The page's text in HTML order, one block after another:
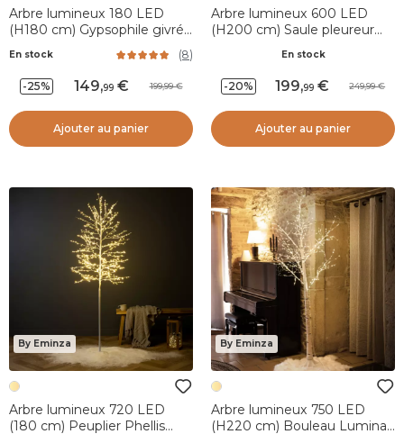
Arbre lumineux 180 LED
(H180 cm) Gypsophile givré
En stock (8)
-25% 149,99 199,99
Ajouter au panier
Arbre lumineux 600 LED
(H200 cm) Saule pleureur
En stock
-20% 199,99 249,99
Ajouter au panier
By Eminza
Arbre lumineux 720 LED
(180 cm) Peuplier Phellis
By Eminza
Arbre lumineux 750 LED
(H220 cm) Bouleau Lumina